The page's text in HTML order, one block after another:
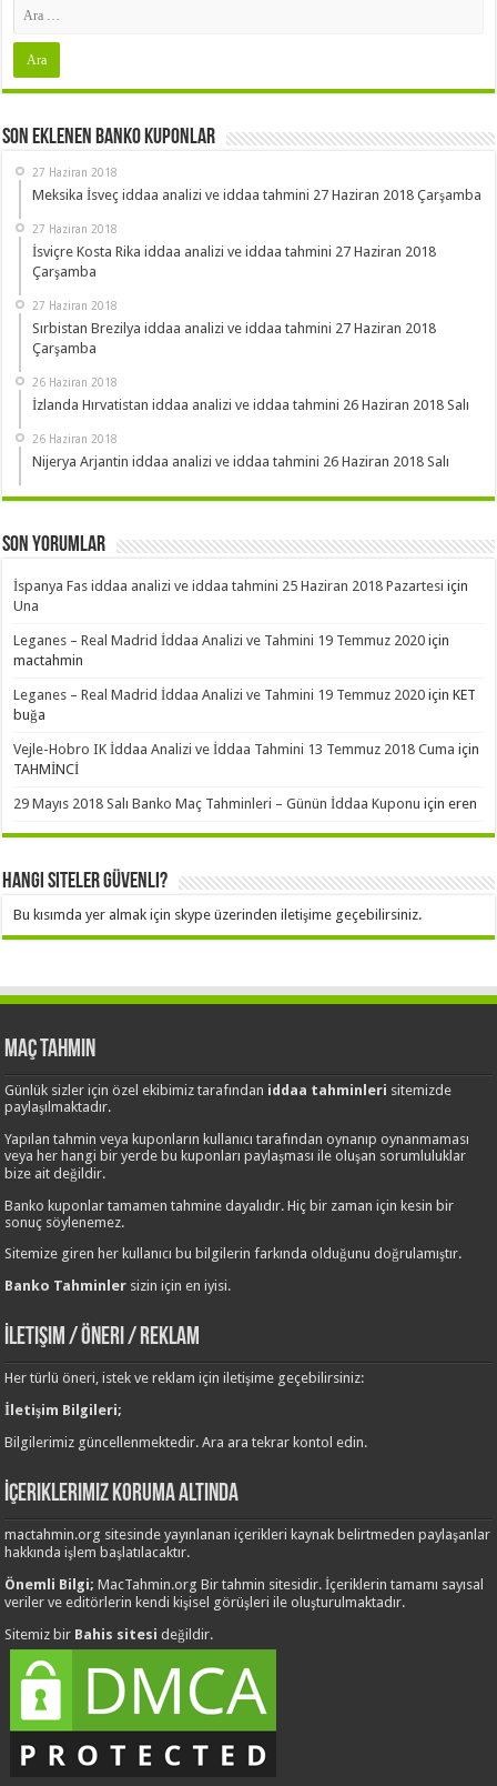
Son Eklenen Banko Kuponlar
27 Haziran 2018
Meksika İsveç iddaa analizi ve iddaa tahmini 27 Haziran 2018 Çarşamba
27 Haziran 2018
İsviçre Kosta Rika iddaa analizi ve iddaa tahmini 27 Haziran 2018
Çarşamba
27 Haziran 2018
Sırbistan Brezilya iddaa analizi ve iddaa tahmini 27 Haziran 2018
Çarşamba
26 Haziran 2018
İzlanda Hırvatistan iddaa analizi ve iddaa tahmini 26 Haziran 2018 Salı
26 Haziran 2018
Nijerya Arjantin iddaa analizi ve iddaa tahmini 26 Haziran 2018 Salı
Son Yorumlar
İspanya Fas iddaa analizi ve iddaa tahmini 25 Haziran 2018 Pazartesi için
Una
Leganes – Real Madrid İddaa Analizi ve Tahmini 19 Temmuz 2020 için
mactahmin
Leganes – Real Madrid İddaa Analizi ve Tahmini 19 Temmuz 2020 içinKET
buğa
Vejle-Hobro IK İddaa Analizi ve İddaa Tahmini 13 Temmuz 2018 Cuma için
TAHMİNCİ
29 Mayıs 2018 Salı Banko Maç Tahminleri – Günün İddaa Kuponu içineren
Hangi Siteler Güvenli?
Bu kısımda yer almak için skype üzerinden iletişime geçebilirsiniz.
Maç Tahmin
Günlük sizler için özel ekibimiz tarafından iddaa tahminleri sitemizde
paylaşılmaktadır.
Yapılan tahmin veya kuponların kullanıcı tarafından oynanıp oynanmaması
veya her hangi bir yerde bu kuponları paylaşması ile oluşan sorumluluklar
bize ait değildir.
Banko kuponlar tamamen tahmine dayalıdır. Hiç bir zaman için kesin bir
sonuç söylenemez.
Sitemize giren her kullanıcı bu bilgilerin farkında olduğunu doğrulamıştır.
Banko Tahminler sizin için en iyisi.
İletişim / Öneri / Reklam
Her türlü öneri, istek ve reklam için iletişime geçebilirsiniz:
İletişim Bilgileri;
Bilgilerimiz güncellenmektedir. Ara ara tekrar kontol edin.
İçeriklerimiz Koruma Altında
mactahmin.org sitesinde yayınlanan içerikleri kaynak belirtmeden paylaşanlar
hakkında işlem başlatılacaktır.
Önemli Bilgi;MacTahmin.org Bir tahmin sitesidir. İçeriklerin tamamı sayısal
veriler ve editörlerin kendi kişisel görüşleri ile oluşturulmaktadır.
Sitemiz bir Bahis sitesi değildir.